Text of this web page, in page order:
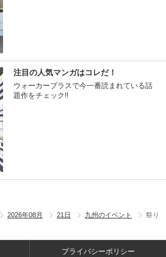
注目の人気マンガはコレだ！
ウォーカープラスで今一番読まれている話
題作をチェック!!
2026年08月 21日 九州のイベント 祭り
プライバシーポリシー